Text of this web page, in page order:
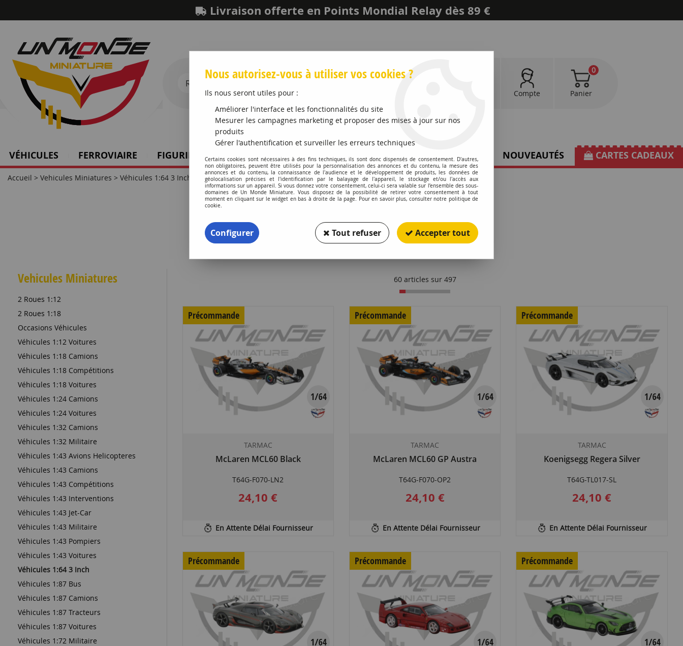
Livraison offerte en Points Mondial Relay dès 89 €
Compte
0
Panier
VÉHICULES FERROVIAIRE FIGURINES SCHLEICH MAQUETTES ET ACCESSOIRES PROMOTIONS NOUVEAUTÉS CARTES CADEAUX
Accueil > Vehicules Miniatures > Véhicules 1:64 3 Inch
Véhicules 1:64 3 Inch
Vehicules Miniatures
2 Roues 1:12
2 Roues 1:18
Occasions Véhicules
Véhicules 1:12 Voitures
Véhicules 1:18 Camions
Véhicules 1:18 Compétitions
Véhicules 1:18 Voitures
Véhicules 1:24 Camions
Véhicules 1:24 Voitures
Véhicules 1:32 Camions
Véhicules 1:32 Militaire
Véhicules 1:43 Avions Helicopteres
Véhicules 1:43 Camions
Véhicules 1:43 Compétitions
Véhicules 1:43 Interventions
Véhicules 1:43 Jet-Car
Véhicules 1:43 Militaire
Véhicules 1:43 Pompiers
Véhicules 1:43 Voitures
Véhicules 1:64 3 Inch
Véhicules 1:87 Bus
Véhicules 1:87 Camions
Véhicules 1:87 Tracteurs
Véhicules 1:87 Voitures
Véhicules 1:72 Militaire
60 articles sur 497
Précommande
TARMAC
McLaren MCL60 Black
T64G-F070-LN2
24,10 €
En Attente Délai Fournisseur
Précommande
TARMAC
McLaren MCL60 GP Austra
T64G-F070-OP2
24,10 €
En Attente Délai Fournisseur
Précommande
TARMAC
Koenigsegg Regera Silver
T64G-TL017-SL
24,10 €
En Attente Délai Fournisseur
Précommande Précommande Précommande
Nous autorisez-vous à utiliser vos cookies ?
Ils nous seront utiles pour :
Améliorer l'interface et les fonctionnalités du site
Mesurer les campagnes marketing et proposer des mises à jour sur nos
produits
Gérer l'authentification et surveiller les erreurs techniques
Certains cookies sont nécessaires à des fins techniques, ils sont donc dispensés de consentement. D'autres,
non obligatoires, peuvent être utilisés pour la personnalisation des annonces et du contenu, la mesure des
annonces et du contenu, la connaissance de l'audience et le développement de produits, les données de
géolocalisation précises et l'identification par le balayage de l'appareil, le stockage et/ou l'accès aux
informations sur un appareil. Si vous donnez votre consentement, celui-ci sera valable sur l’ensemble des sous-
domaines de Un Monde Miniature. Vous disposez de la possibilité de retirer votre consentement à tout
moment en cliquant sur le widget en bas à droite de la page. Pour en savoir plus, consulter notre politique de
cookie.
Configurer Tout refuser Accepter tout